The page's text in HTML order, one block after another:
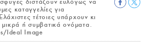
καταγγελίες για
τέτοιες υπάρχουν κι
ή συμβατικά ονόματα.
Ideal Image